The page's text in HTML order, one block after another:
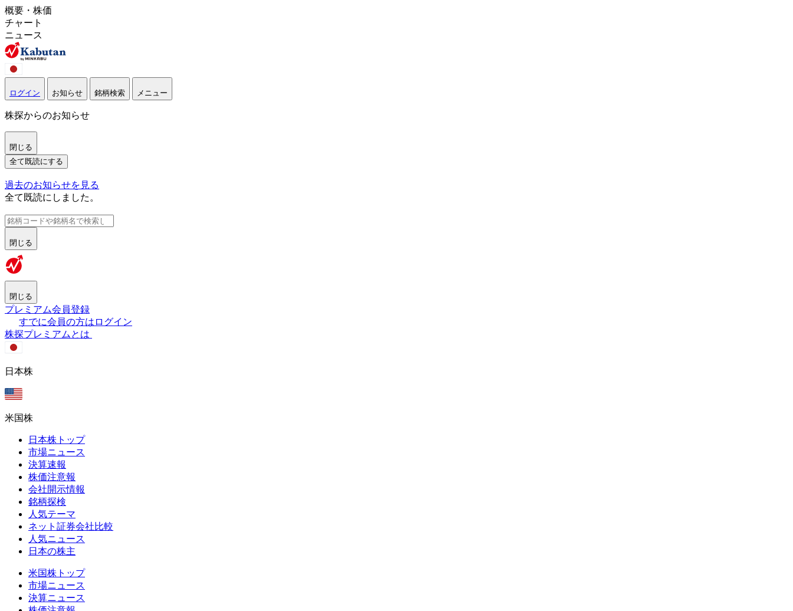
概要・株価
チャート
ニュース
ログイン お知らせ 銘柄検索 メニュー
株探からのお知らせ
閉じる
全て既読にする
過去のお知らせを見る
全て既読にしました。
閉じる
閉じる
プレミアム会員登録
すでに会員の方はログイン
株探プレミアムとは
日本株
米国株
日本株トップ
市場ニュース
決算速報
株価注意報
会社開示情報
銘柄探検
人気テーマ
ネット証券会社比較
人気ニュース
日本の株主
米国株トップ
市場ニュース
決算ニュース